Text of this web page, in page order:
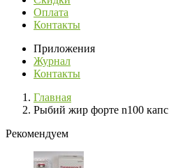
Оплата
Контакты
Приложения
Журнал
Контакты
Главная
Рыбий жир форте n100 капс
Рекомендуем